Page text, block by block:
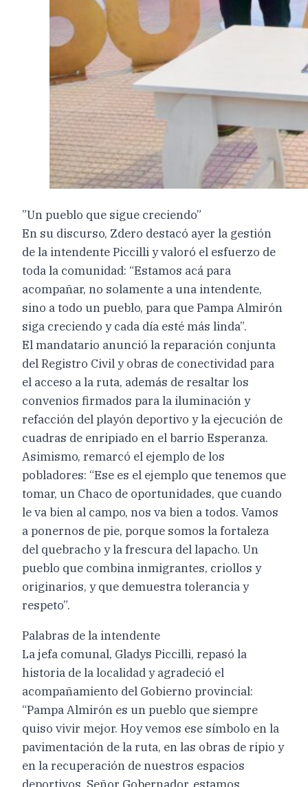
”Un pueblo que sigue creciendo”
En su discurso, Zdero destacó ayer la gestión
de la intendente Piccilli y valoró el esfuerzo de
toda la comunidad: “Estamos acá para
acompañar, no solamente a una intendente,
sino a todo un pueblo, para que Pampa Almirón
siga creciendo y cada día esté más linda”.
El mandatario anunció la reparación conjunta
del Registro Civil y obras de conectividad para
el acceso a la ruta, además de resaltar los
convenios firmados para la iluminación y
refacción del playón deportivo y la ejecución de
cuadras de enripiado en el barrio Esperanza.
Asimismo, remarcó el ejemplo de los
pobladores: “Ese es el ejemplo que tenemos que
tomar, un Chaco de oportunidades, que cuando
le va bien al campo, nos va bien a todos. Vamos
a ponernos de pie, porque somos la fortaleza
del quebracho y la frescura del lapacho. Un
pueblo que combina inmigrantes, criollos y
originarios, y que demuestra tolerancia y
respeto”.
Palabras de la intendente
La jefa comunal, Gladys Piccilli, repasó la
historia de la localidad y agradeció el
acompañamiento del Gobierno provincial:
“Pampa Almirón es un pueblo que siempre
quiso vivir mejor. Hoy vemos ese símbolo en la
pavimentación de la ruta, en las obras de ripio y
en la recuperación de nuestros espacios